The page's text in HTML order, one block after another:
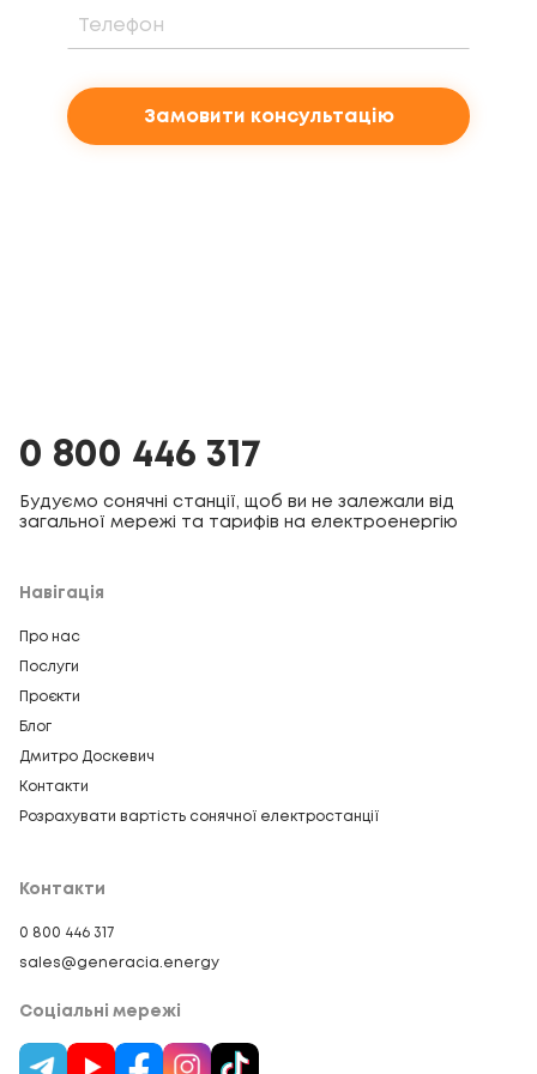
Замовити консультацію
0 800 446 317
Будуємо сонячні станції, щоб ви не залежали від
загальної мережі та тарифів на електроенергію
Навігація
Про нас
Послуги
Проєкти
Блог
Дмитро Доскевич
Контакти
Розрахувати вартість сонячної електростанції
Контакти
0 800 446 317
sales@generacia.energy
Соціальні мережі